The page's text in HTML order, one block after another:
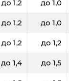
до 1,2 до 1,0
до 1,2 до 1,0
до 1,2 до 1,2
до 1,4 до 1,5